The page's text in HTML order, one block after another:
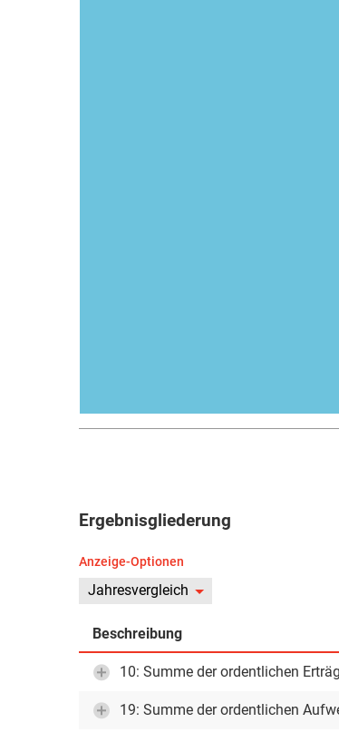
Ergebnisgliederung
Anzeige-Optionen
Jahresvergleich
Beschreibung
10: Summe der ordentlichen
19: Summe der ordentlichen